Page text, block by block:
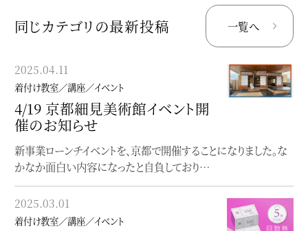
同じカテゴリの最新投稿 一覧へ
2025.04.11
着付け教室／講座／イベント
4/19 京都細見美術館イベント開
催のお知らせ
新事業ローンチイベントを、京都で開催することになりました。な
かなか面白い内容になったと自負しており…
2025.03.01
着付け教室／講座／イベント
2024.08.29
着付け教室／講座／イベント
個性にふれる、着物の楽しみ方
入門
〜どこから始めて良いか分からない貴方へ〜【座学】個性にふれ
る、着物の楽しみ方入門着付け（実技）を学…
2023.06.19
着付け教室／講座／イベント